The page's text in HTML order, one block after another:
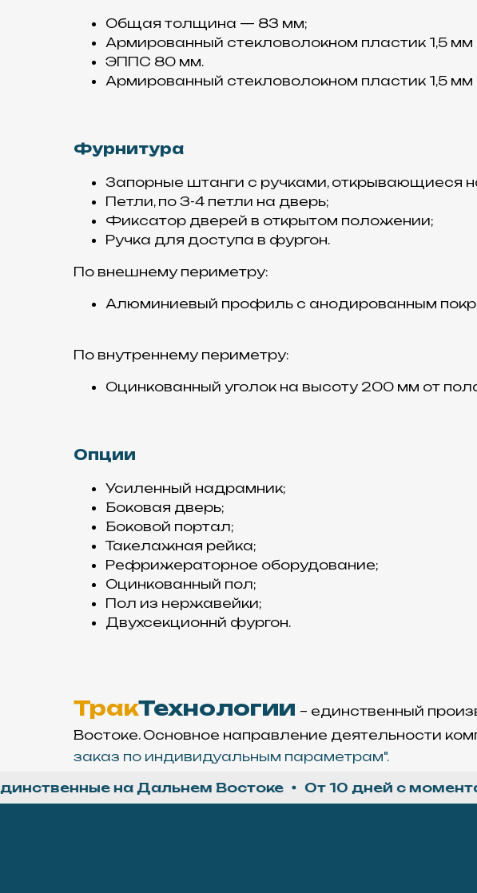
Общая толщина — 83 мм;
Армированный стекловолокном пластик 1,5
ЭППС 80 мм.
Армированный стекловолокном пластик 1,5
Фурнитура
Запорные штанги с ручками, открывающиеся
Петли, по 3-4 петли на дверь;
Фиксатор дверей в открытом положении;
Ручка для доступа в фургон.
По внешнему периметру:
Алюминиевый профиль с анодированным
По внутреннему периметру:
Оцинкованный уголок на высоту 200 мм от
Опции
Усиленный надрамник;
Боковая дверь;
Боковой портал;
Такелажная рейка;
Рефрижераторное оборудование;
Оцинкованный пол;
Пол из нержавейки;
Двухсекционнй фургон.
ТракТехнологии – единственный
Востоке. Основное направление деятельности
заказ по индивидуальным параметрам".
на Дальнем Востоке От 10 дней с момента